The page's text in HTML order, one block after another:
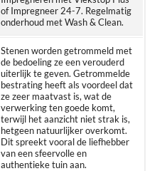
of Impregneer 24-7. Regelmatig
onderhoud met Wash & Clean.
Stenen worden getrommeld met
de bedoeling ze een verouderd
uiterlijk te geven. Getrommelde
bestrating heeft als voordeel dat
ze zeer maatvast is, wat de
verwerking ten goede komt,
terwijl het aanzicht niet strak is,
hetgeen natuurlijker overkomt.
Dit spreekt vooral de liefhebber
van een sfeervolle en
authentieke tuin aan.